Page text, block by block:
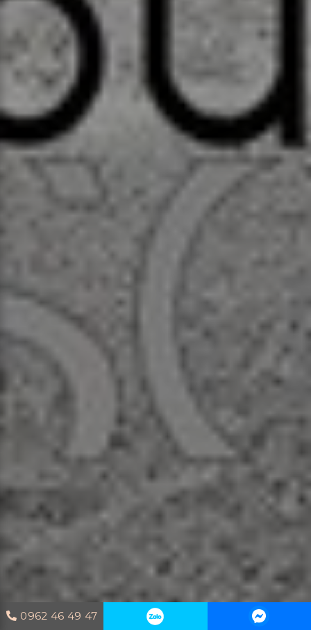
0962 46 49 47